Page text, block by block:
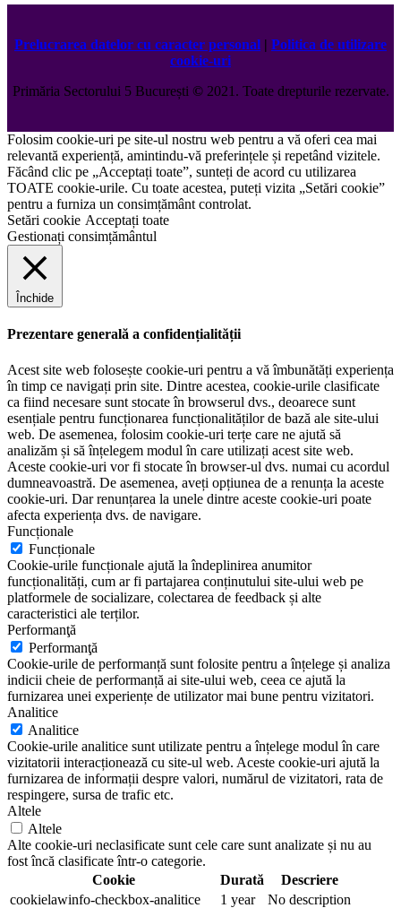
Prelucrarea datelor cu caracter personal | Politica de utilizare
cookie-uri
Primăria Sectorului 5 București ©️2021. Toate drepturile rezervate.
Folosim cookie-uri pe site-ul nostru web pentru a vă oferi cea mai
relevantă experiență, amintindu-vă preferințele și repetând vizitele.
Făcând clic pe „Acceptați toate”, sunteți de acord cu utilizarea
TOATE cookie-urile. Cu toate acestea, puteți vizita „Setări cookie”
pentru a furniza un consimțământ controlat.
Setări cookie Acceptați toate
Gestionați consimțământul
Închide
Prezentare generală a confidențialității
Acest site web folosește cookie-uri pentru a vă îmbunătăți experiența
în timp ce navigați prin site. Dintre acestea, cookie-urile clasificate
ca fiind necesare sunt stocate în browserul dvs., deoarece sunt
esențiale pentru funcționarea funcționalităților de bază ale site-ului
web. De asemenea, folosim cookie-uri terțe care ne ajută să
analizăm și să înțelegem modul în care utilizați acest site web.
Aceste cookie-uri vor fi stocate în browser-ul dvs. numai cu acordul
dumneavoastră. De asemenea, aveți opțiunea de a renunța la aceste
cookie-uri. Dar renunțarea la unele dintre aceste cookie-uri poate
afecta experiența dvs. de navigare.
Funcționale
Funcționale
Cookie-urile funcționale ajută la îndeplinirea anumitor
funcționalități, cum ar fi partajarea conținutului site-ului web pe
platformele de socializare, colectarea de feedback și alte
caracteristici ale terților.
Performanţă
Performanţă
Cookie-urile de performanță sunt folosite pentru a înțelege și analiza
indicii cheie de performanță ai site-ului web, ceea ce ajută la
furnizarea unei experiențe de utilizator mai bune pentru vizitatori.
Analitice
Analitice
Cookie-urile analitice sunt utilizate pentru a înțelege modul în care
vizitatorii interacționează cu site-ul web. Aceste cookie-uri ajută la
furnizarea de informații despre valori, numărul de vizitatori, rata de
respingere, sursa de trafic etc.
Altele
Altele
Alte cookie-uri neclasificate sunt cele care sunt analizate și nu au
fost încă clasificate într-o categorie.
Cookie
Durată
Descriere
cookielawinfo-checkbox-analitice
1 year No description